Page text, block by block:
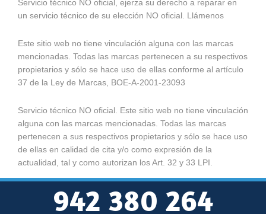
Servicio técnico NO oficial, ejerza su derecho a reparar en
un servicio técnico de su elección NO oficial. Llámenos
Este sitio web no tiene vinculación alguna con las marcas
mencionadas. Todas las marcas pertenecen a su respectivos
propietarios y sólo se hace uso de ellas conforme al artículo
37 de la Ley de Marcas, BOE-A-2001-23093
Servicio técnico NO oficial. Este sitio web no tiene vinculación
alguna con las marcas mencionadas. Todas las marcas
pertenecen a sus respectivos propietarios y sólo se hace uso
de ellas en calidad de cita y/o como expresión de la
actualidad, tal y como autorizan los Art. 32 y 33 LPI.
942 380 264